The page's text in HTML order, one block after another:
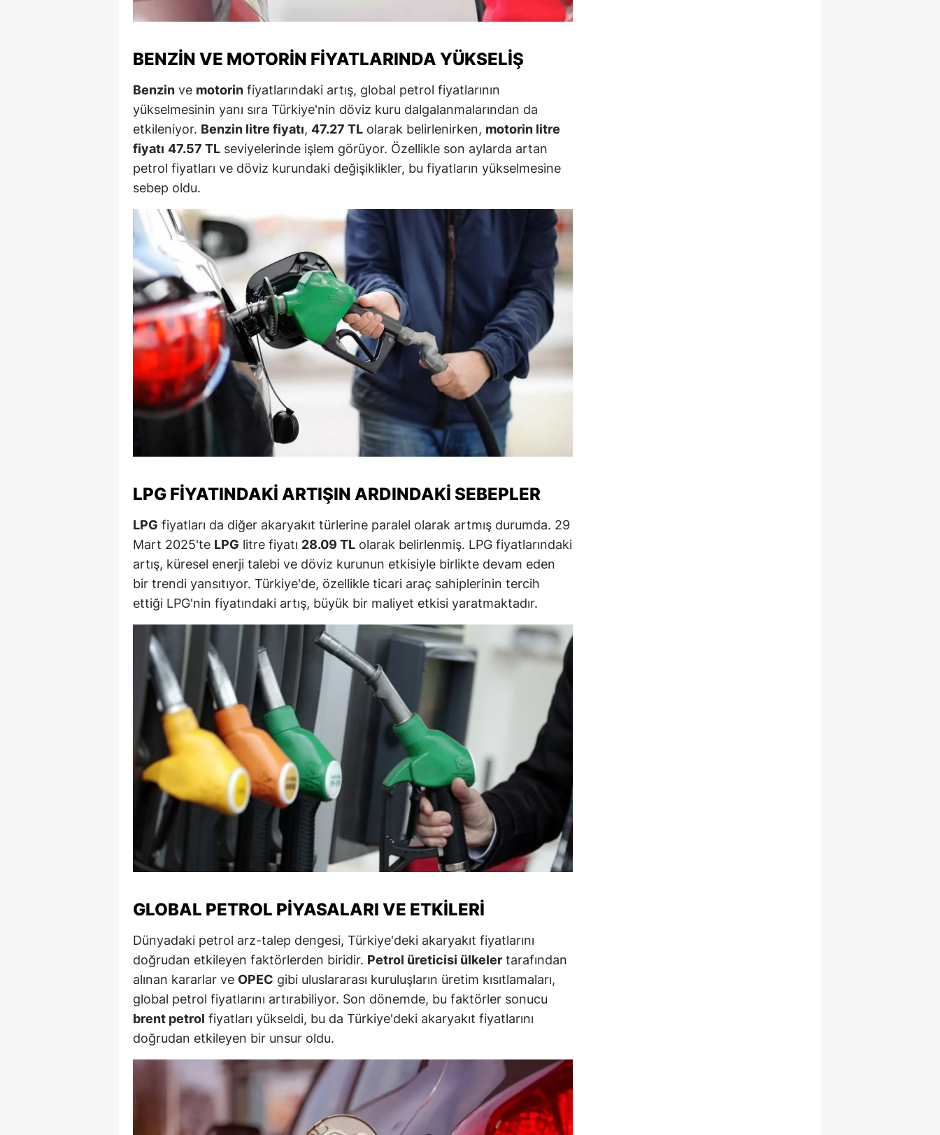
Muş
Niğde
Ordu
Rize
Samsun
Sinop
Sivas
Tekirdağ
Tokat
Yozgat
Zonguldak
Aksaray
Karaman
Kırıkkale
Batman
Şırnak
Bartın
Ardahan
Iğdır
Yalova
Kilis
Osmaniye
Düzce
BENZIN VE MOTORIN FIYATLARINDA YÜKSELIŞ
Benzin ve motorin fiyatlarındaki artış, global petrol fiyatlarının
yükselmesinin yanı sıra Türkiye'nin döviz kuru dalgalanmalarından da
etkileniyor. Benzin litre fiyatı, 47.27 TL olarak belirlenirken, motorin litre
fiyatı 47.57 TL seviyelerinde işlem görüyor. Özellikle son aylarda artan
petrol fiyatları ve döviz kurundaki değişiklikler, bu fiyatların yükselmesine
sebep oldu.
LPG FIYATINDAKI ARTIŞIN ARDINDAKI SEBEPLER
LPG fiyatları da diğer akaryakıt türlerine paralel olarak artmış durumda. 29
Mart 2025'te LPG litre fiyatı 28.09 TL olarak belirlenmiş. LPG fiyatlarındaki
artış, küresel enerji talebi ve döviz kurunun etkisiyle birlikte devam eden
bir trendi yansıtıyor. Türkiye'de, özellikle ticari araç sahiplerinin tercih
ettiği LPG'nin fiyatındaki artış, büyük bir maliyet etkisi yaratmaktadır.
GLOBAL PETROL PIYASALARI VE ETKILERI
Dünyadaki petrol arz-talep dengesi, Türkiye'deki akaryakıt fiyatlarını
doğrudan etkileyen faktörlerden biridir. Petrol üreticisi ülkeler tarafından
alınan kararlar ve OPEC gibi uluslararası kuruluşların üretim kısıtlamaları,
global petrol fiyatlarını artırabiliyor. Son dönemde, bu faktörler sonucu
brent petrol fiyatları yükseldi, bu da Türkiye'deki akaryakıt fiyatlarını
doğrudan etkileyen bir unsur oldu.